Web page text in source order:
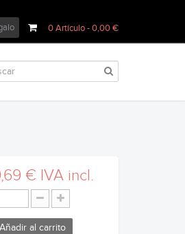
0Artículo- 0,00 €
€ IVA incl.
Añadir al carrito